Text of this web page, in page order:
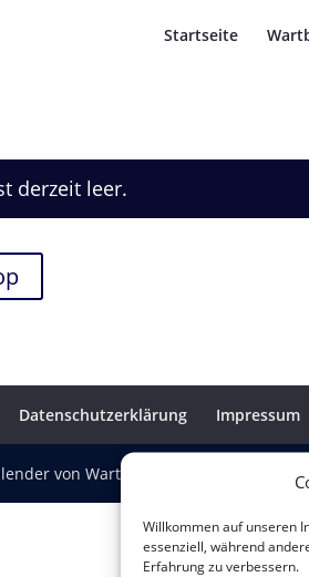
Willkommen auf unseren
essenziell, während
Erfahrung zu verbessern.
Startseite
derzeit leer.
Datenschutzerklärung Impressum
vonWartburgkultur.de 2019 - 2025